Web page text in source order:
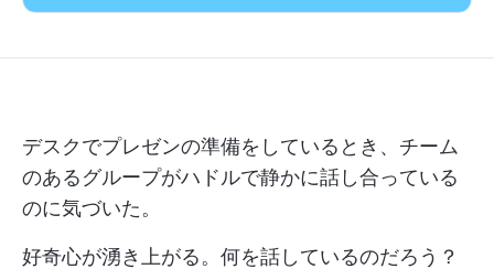
デスクでプレゼンの準備をしているとき、チーム
のあるグループがハドルで静かに話し合っている
のに気づいた。
好奇心が湧き上がる。何を話しているのだろう？